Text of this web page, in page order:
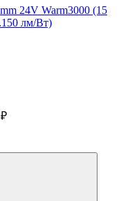
24V Warm3000 (15
лм/Вт)
₽